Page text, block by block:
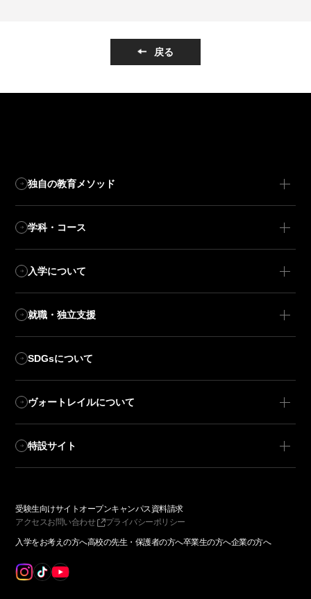
戻る
独自の教育メソッド
学科・コース
入学について
就職・独立支援
SDGsについて
ヴォートレイルについて
特設サイト
受験生向けサイト オープンキャンパス資料請求
アクセスお問い合わせ プライバシーポリシー
入学をお考えの方へ高校の先生・保護者の方へ卒業生の方へ企業の方へ